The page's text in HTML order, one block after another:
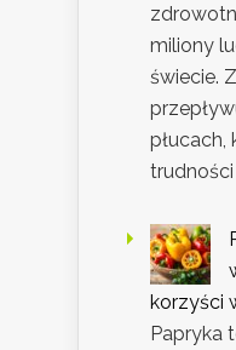
miliony
świecie.
trudności
korzyści
Papryka